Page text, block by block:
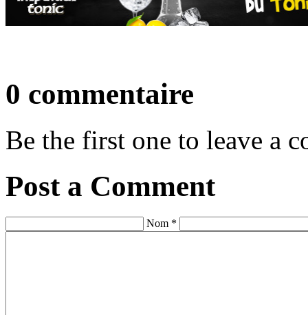
0 commentaire
Be the first one to leave a
Post a Comment
Nom *